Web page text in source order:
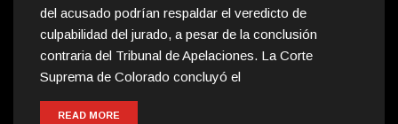
del acusado podrían respaldar el veredicto de
culpabilidad del jurado, a pesar de la conclusión
contraria del Tribunal de Apelaciones. La Corte
Suprema de Colorado concluyó el
READ MORE